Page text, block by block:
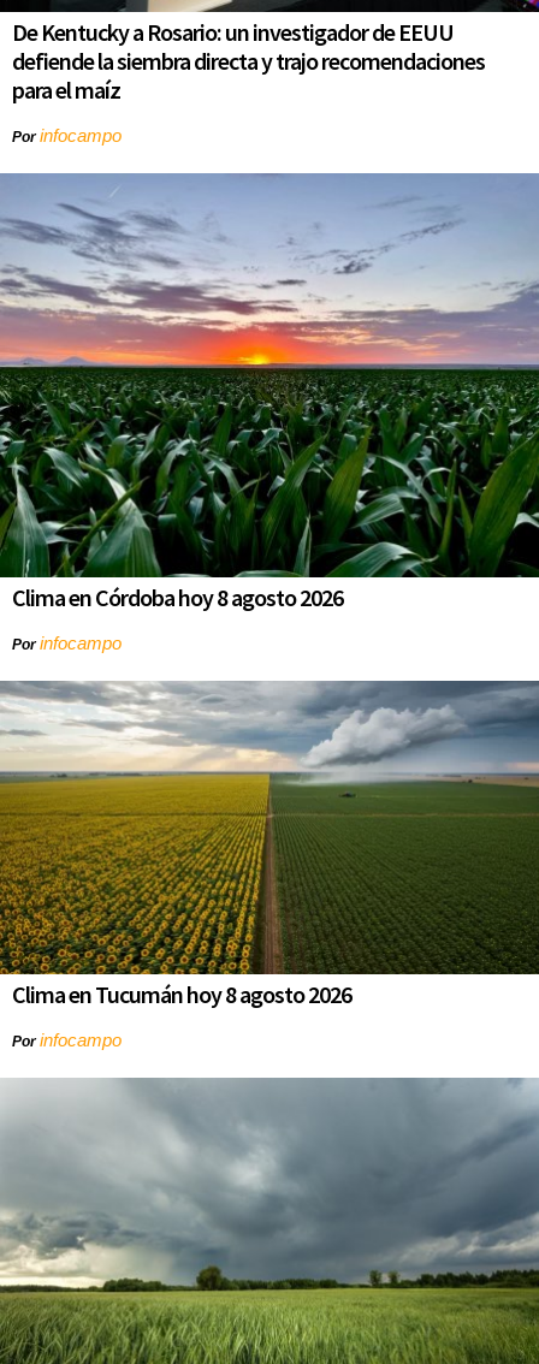
De Kentucky a Rosario: un investigador de EEUU
defiende la siembra directa y trajo recomendaciones
para el maíz
Porinfocampo
Clima en Córdoba hoy 8 agosto 2026
Porinfocampo
Clima en Tucumán hoy 8 agosto 2026
Porinfocampo